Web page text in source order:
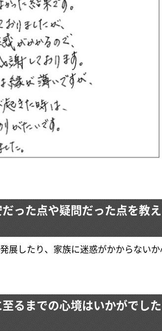
った点や疑問だった点を教え
展したり、家族に迷惑がかからない
るまでの心境はいかがでした